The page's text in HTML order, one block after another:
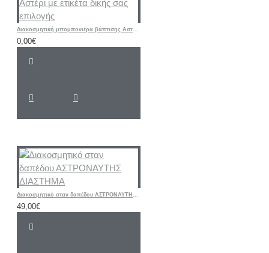
Διακοσμητική μπομπονιέρα βάπτισης Αστέρι με ετικέτα δικής σας επιλογής
0,00€
Διακοσμητικό σταν δαπέδου ΑΣΤΡΟΝΑΥΤΗΣ ΔΙΑΣΤΗΜΑ
49,00€